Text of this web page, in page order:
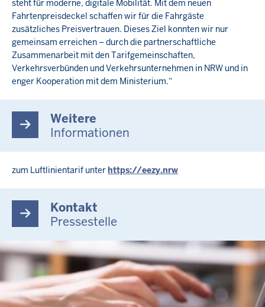
steht für moderne, digitale Mobilität. Mit dem neuen
Fahrtenpreisdeckel schaffen wir für die Fahrgäste
zusätzliches Preisvertrauen. Dieses Ziel konnten wir nur
gemeinsam erreichen – durch die partnerschaftliche
Zusammenarbeit mit den Tarifgemeinschaften,
Verkehrsverbünden und Verkehrsunternehmen in NRW und in
enger Kooperation mit dem Ministerium.“
Weitere
Informationen
zum Luftlinientarif unterhttps://eezy.nrw
Kontakt
Pressestelle